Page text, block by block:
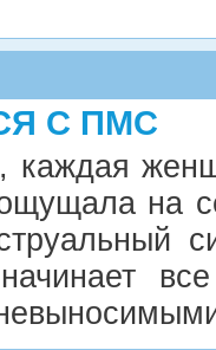
С ПМС
каждая
на